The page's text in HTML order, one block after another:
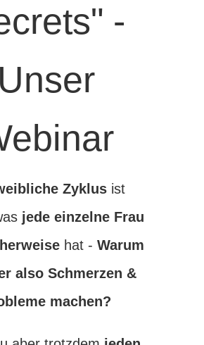
-
Unser
Zyklusist
jede einzelne Frau
hat -Warum
also Schmerzen &
machen?